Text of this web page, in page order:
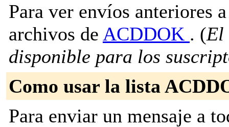
Para ver envíos anteriores
archivos de ACDDOK . (El
disponible para los
Como usar la lista
Para enviar un mensaje a